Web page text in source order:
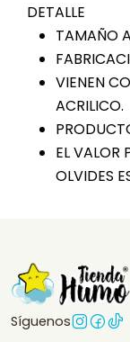
DETALLE
TAMAÑO
VIENEN
ACRILICO.
EL VALOR
OLVIDES
Síguenos